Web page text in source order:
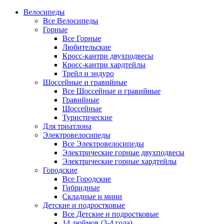
Велосипеды
Все Велосипеды
Горные
Все Горные
Любительские
Кросс-кантри двухподвесы
Кросс-кантри хардтейлы
Трейл и эндуро
Шоссейные и гравийные
Все Шоссейные и гравийные
Гравийные
Шоссейные
Туристические
Для триатлона
Электровелосипеды
Все Электровелосипеды
Электрические горные двухподвесы
Электрические горные хардтейлы
Городские
Все Городские
Гибридные
Складные и мини
Детские и подростковые
Все Детские и подростковые